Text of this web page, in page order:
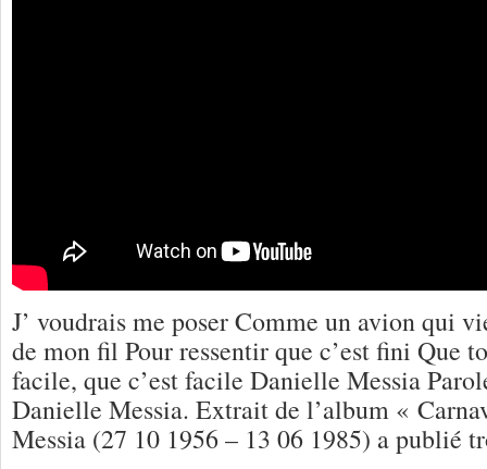
J’ voudrais me poser Comme un avion qui
de mon fil Pour ressentir que c’est fini Que
facile, que c’est facile Danielle Messia
Danielle Messia. Extrait de l’album «
Messia (27 10 1956 – 13 06 1985) a publié